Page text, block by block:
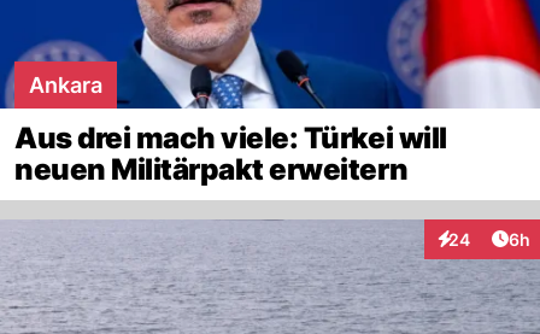
Ankara
Aus drei mach viele: Türkei will
neuen Militärpakt erweitern
24
Interaktionen
6h